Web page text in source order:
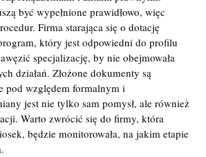
być wypełnione prawidłowo, więc
Firma starająca się o dotację
który jest odpowiedni do profilu
specjalizację, by nie obejmowała
działań. Złożone dokumenty są
pod względem formalnym i
jest nie tylko sam pomysł, ale również
Warto zwrócić się do firmy, która
będzie monitorowała, na jakim etapie